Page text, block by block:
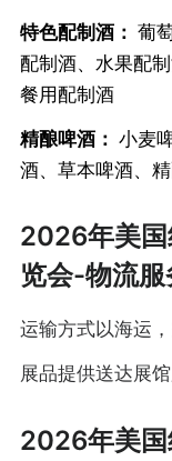
特色配制酒： 葡
配制酒、水果配
餐用配制酒
精酿啤酒： 小麦
酒、草本啤酒、
2026年美国
览会-物流服
运输方式以海运
展品提供送达展
2026年美国